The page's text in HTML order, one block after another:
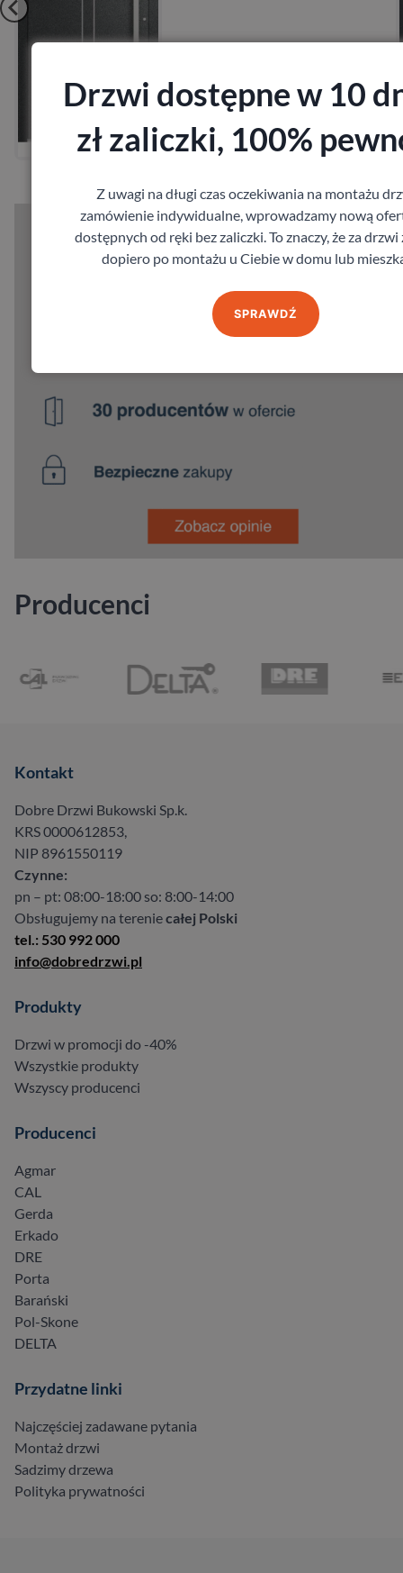
Zobacz
Zamów pomiar
Producenci
Kontakt
Dobre Drzwi Bukowski Sp.k.
KRS 0000612853,
NIP 8961550119
Czynne:
pn – pt: 08:00-18:00 so: 8:00-14:00
Obsługujemy na tereniecałej Polski
tel.: 530 992 000
info@dobredrzwi.pl
Produkty
Drzwi w promocji do -40%
Wszystkie produkty
Wszyscy producenci
Producenci
Agmar
CAL
Gerda
Erkado
DRE
Porta
Barański
Pol-Skone
DELTA
Przydatne linki
Najczęściej zadawane pytania
Montaż drzwi
Sadzimy drzewa
Polityka prywatności
Drzwi dostępne w 10
zł zaliczki, 100%
Z uwagi na długi czas oczekiwania na montażu
zamówienie indywidualne, wprowadzamy nową
dostępnych od ręki bez zaliczki. To znaczy, że za drzwi
dopiero po montażu u Ciebie w domu lub
SPRAWDŹ